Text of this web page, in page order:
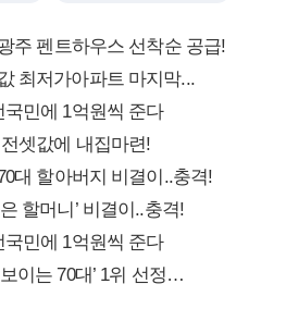
주 펜트하우스 선착순 공급!
최저가아파트 마지막...
민에 1억원씩 준다
셋값에 내집마련!
대 할아버지 비결이..충격!
할머니’ 비결이..충격!
민에 1억원씩 준다
이는 70대’ 1위 선정…